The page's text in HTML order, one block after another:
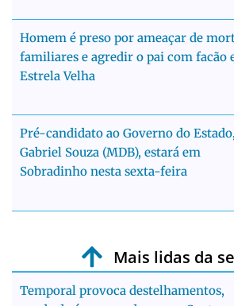
Homem é preso por ameaçar de
familiares e agredir o pai com facão
Estrela Velha
Pré-candidato ao Governo do Estado,
Gabriel Souza (MDB), estará em
Sobradinho nesta sexta-feira
Mais lidas da
Temporal provoca destelhamentos,